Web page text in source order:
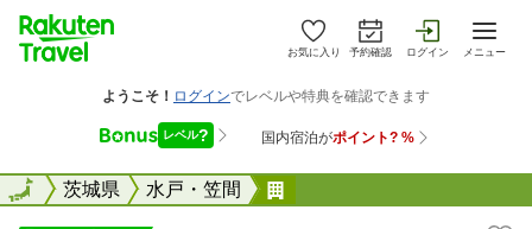
お気に入り 予約確認 ログイン メニュー
全国茨城県 水戸・笠間
全国